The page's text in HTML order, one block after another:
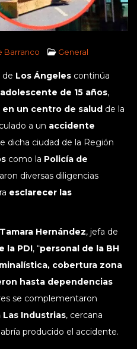
Barranco General
de Los Ángeles continúa
de 15 años,
en un centro de salud de la
a un accidente
dicha ciudad de la Región
como la Policía de
diversas diligencias
esclarecer las
Hernández, jefa de
la PDI, “personal de la BH
cobertura zona
hasta dependencias
se complementaron
Industrias, cercana
producido el accidente.